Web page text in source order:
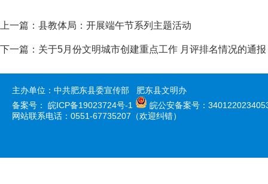
上一篇： 县教体局：开展端午节系列主题活动
下一篇： 关于5月份文明城市创建重点工作 月评排名情况的通报
主办单位：中共肥东县委宣传部 肥东县文明办
备案号： 皖ICP备19023724号-1
皖公安备案号：
网站联系电话：0551-67735207（欢迎纠错）